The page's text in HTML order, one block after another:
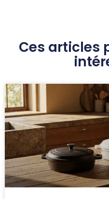
Ces articles